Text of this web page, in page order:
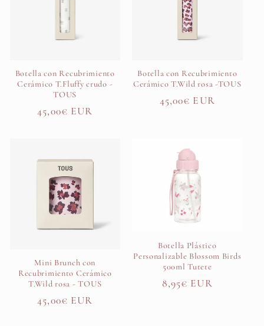
Botella con Recubrimiento
Cerámico T.Fluffy crudo -
TOUS
Precio
45,00€ EUR
Botella con Recubrimiento
Cerámico T.Wild rosa -TOUS
Precio
45,00€ EUR
Mini Brunch con
Recubrimiento Cerámico
T.Wild rosa - TOUS
Precio
45,00€ EUR
Botella Plástico
Personalizable Blossom Birds
500ml Tutete
Precio
8,95€ EUR